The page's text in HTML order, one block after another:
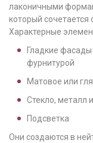
лаконичными
который
Характерные
Гладкие фасады
фурнитурой
Матовое или
Стекло, металл
Подсветка
Они создаются в